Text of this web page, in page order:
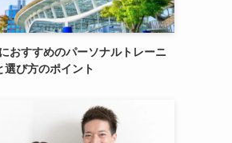
おすすめのパーソナルトレーニ
選び方のポイント